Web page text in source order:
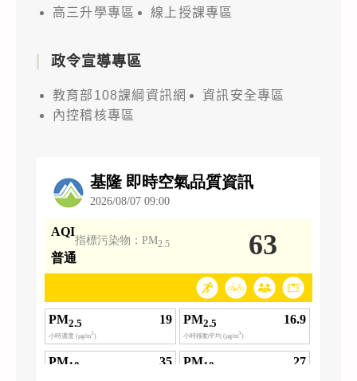
高三升學專區 線上授課專區
政令宣導專區
教育部108課綱資訊網
資訊安全專區
內控稽核專區